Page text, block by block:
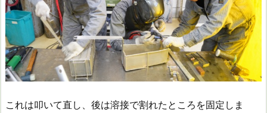
これは叩いて直し、後は溶接で割れたところを固定しま